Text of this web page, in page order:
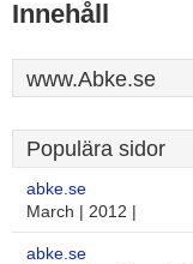
Innehåll
www.Abke.se
Populära sidor
abke.se
March | 2012 |
abke.se